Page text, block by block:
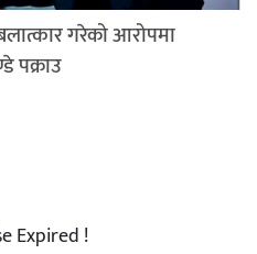
गरेको आरोपमा
पक्राउ
Expired !